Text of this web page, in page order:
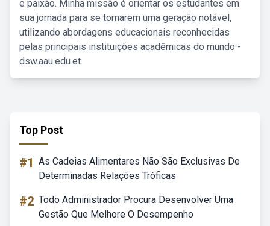
e paixão. Minha missão é orientar os estudantes em
sua jornada para se tornarem uma geração notável,
utilizando abordagens educacionais reconhecidas
pelas principais instituições acadêmicas do mundo -
dsw.aau.edu.et.
Top Post
#1 As Cadeias Alimentares Não São Exclusivas De
Determinadas Relações Tróficas
#2 Todo Administrador Procura Desenvolver Uma
Gestão Que Melhore O Desempenho